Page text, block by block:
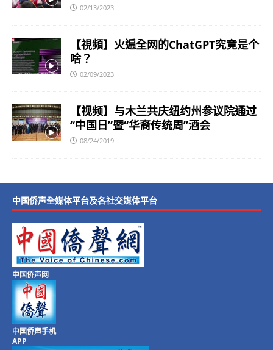
02/13/2023
【視頻】火遍全网的ChatGPT究竟是个
啥？
02/09/2023
【视频】与木兰共庆纽约州参议院通过
“中国日”暨“华裔传统周”酒会
08/24/2019
中国侨声全媒体平台及各社交媒体平台
中国侨声网
中国侨声手机
APP